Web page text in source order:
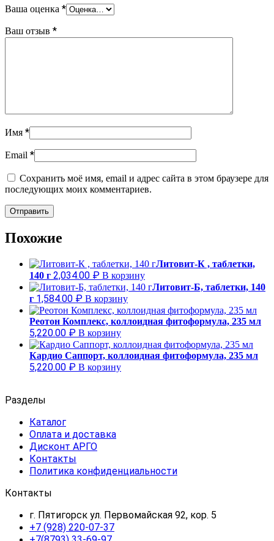
Ваша оценка *
Ваш отзыв *
Имя *
Email *
Сохранить моё имя, email и адрес сайта в этом браузере для
последующих моих комментариев.
Похожие
Литовит-К , таблетки,
140 г 2,034.00 ₽ В корзину
Литовит-Б, таблетки, 140
г 1,584.00 ₽ В корзину
Реотон Комплекс, коллоидная фитоформула, 235 мл
5,220.00 ₽ В корзину
Кардио Саппорт, коллоидная фитоформула, 235 мл
5,220.00 ₽ В корзину
Разделы
Каталог
Оплата и доставка
Дисконт АРГО
Контакты
Политика конфиденциальности
Контакты
г. Пятигорск ул. Первомайская 92, кор. 5
+7 (928) 220-07-37